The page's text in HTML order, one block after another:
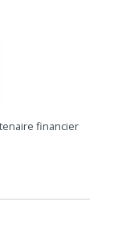
financier